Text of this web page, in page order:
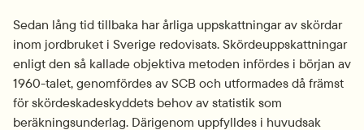
Sedan lång tid tillbaka har årliga uppskattningar av skördar
inom jordbruket i Sverige redovisats. Skördeuppskattningar
enligt den så kallade objektiva metoden infördes i början av
1960-talet, genomfördes av SCB och utformades då främst
för skördeskadeskyddets behov av statistik som
beräkningsunderlag. Därigenom uppfylldes i huvudsak